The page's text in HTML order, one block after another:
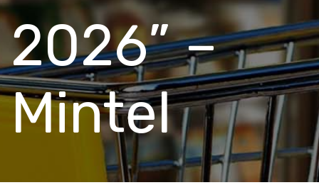
2026” –
Mintel